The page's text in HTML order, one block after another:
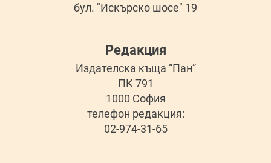
бул. "Искърско шосе" 19
Редакция
Издателска къща “Пан”
ПК 791
1000 София
телефон редакция:
02-974-31-65